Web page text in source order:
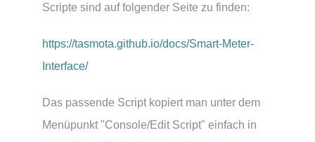
Scripte sind auf folgender Seite zu finden:
https://tasmota.github.io/docs/Smart-Meter-
Interface/
Das passende Script kopiert man unter dem
Menüpunkt "Console/Edit Script" einfach in